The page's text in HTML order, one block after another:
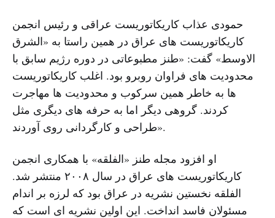
حمودی عذاب کاریکاتوریست عراقی و رئیس انجمن
کاریکاتوریست های عراق در همین راستا به «الشرق
الاوسط» گفت: «طنز مطبوعاتی در دوره رژیم سابق با
محدودیت های فراوان روبرو بود. اغلب کاریکاتوریست
ها به خاطر همین سرکوب و محدودیت ها مهاجرت
کردند. گروهی دیگر اما به حرفه های دیگری مثل
طراحی و کارگردانی روی آوردند».
او افزود مجله طنز «الفلقه» با همکاری انجمن
کاریکاتوریست های عراق در سال ۲۰۰۸ منتشر شد.
الفلقه نخستین نشریه در عراق بود که لرزه بر اندام
مسئولان فاسد انداخت. این اولین نشریه ای است که